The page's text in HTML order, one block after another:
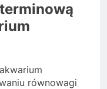
równowagi